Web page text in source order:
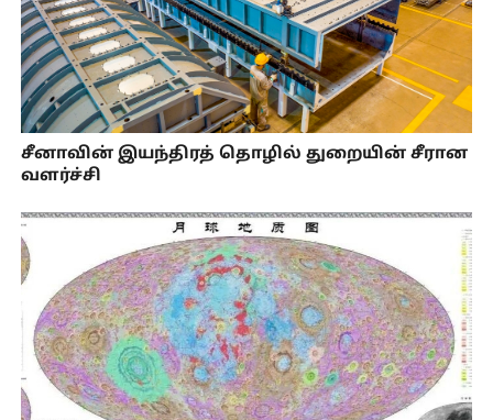
சீனாவின் இயந்திரத் தொழில் துறையின் சீரான
வளர்ச்சி